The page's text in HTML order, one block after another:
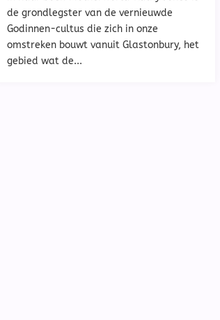
de grondlegster van de vernieuwde
Godinnen-cultus die zich in onze
omstreken bouwt vanuit Glastonbury, het
gebied wat de...